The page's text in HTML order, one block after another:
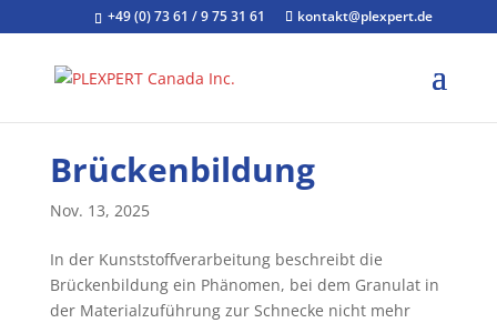
+49 (0) 73 61 / 9 75 31 61 kontakt@plexpert.de
Brückenbildung
Nov. 13, 2025
In der Kunststoffverarbeitung beschreibt die
Brückenbildung ein Phänomen, bei dem Granulat in
der Materialzuführung zur Schnecke nicht mehr